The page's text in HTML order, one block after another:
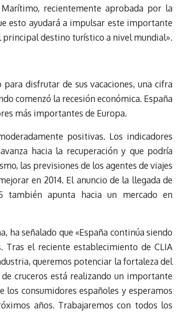
recientemente aprobada por la
esto ayudará a impulsar este importante
destino turístico a nivel mundial».
para disfrutar de sus vacaciones, una cifra
comenzó la recesión económica. España
más importantes de Europa.
positivas. Los indicadores
hacia la recuperación y que podría
las previsiones de los agentes de viajes
en 2014. El anuncio de la llegada de
también apunta hacia un mercado en
ha señalado que «España continúa siendo
Tras el reciente establecimiento de CLIA
queremos potenciar la fortaleza del
cruceros está realizando un importante
los consumidores españoles y esperamos
años. Trabajaremos con todos los